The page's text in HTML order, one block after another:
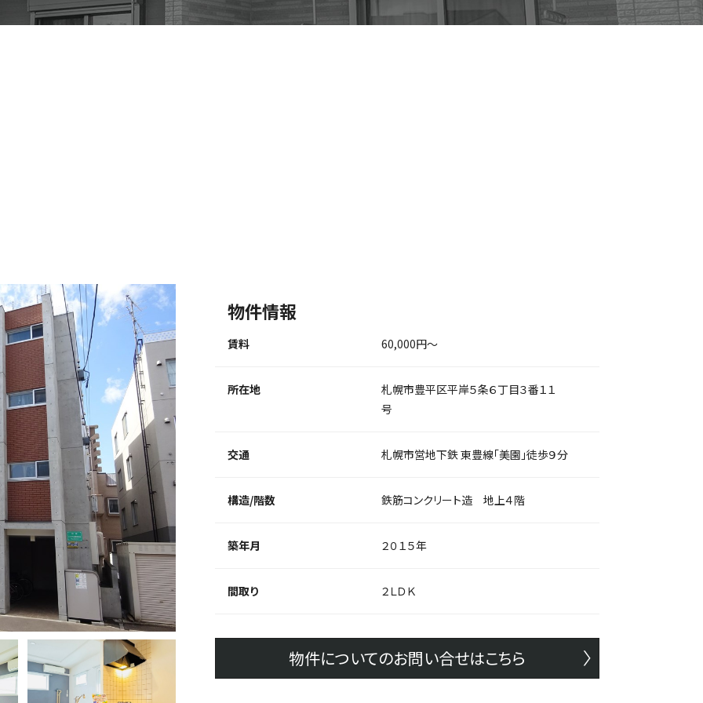
物件情報
賃料 60,000円～
所在地
札幌市豊平区平岸５条６丁目３番１１
号
交通 札幌市営地下鉄 東豊線「美園」徒歩９分
構造/階数 鉄筋コンクリート造 地上４階
築年月 ２０１５年
間取り ２ＬＤＫ
物件についてのお問い合せはこちら